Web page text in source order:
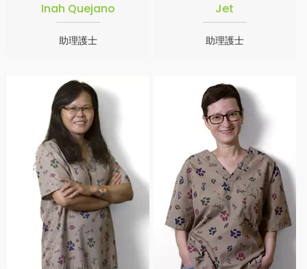
Inah Quejano
助理護士
Jet
助理護士